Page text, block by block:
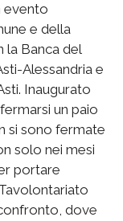
evento
e della
la Banca del
Alessandria e
Inaugurato
un paio
si sono fermate
solo nei mesi
portare
dove